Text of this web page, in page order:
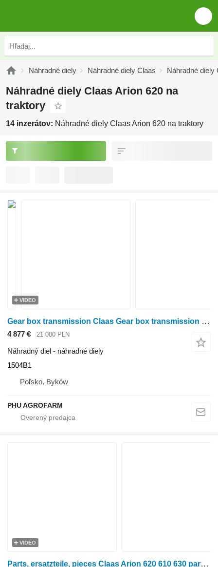
Náhradné diely Náhradné diely Claas Náhradné diely
Náhradné diely Claas Arion 620 na
traktory
14 inzerátov: Náhradné diely Claas Arion 620 na traktory
VIDEO
Gear box transmission Claas Gear box transmission Claas Arion 620 CIS 1504B1 na kolesového traktora Claas Arion 620 CIS
4 877 € 21 000 PLN
Náhradný diel - náhradné diely
1504B1
Poľsko, Byków
PHU AGROFARM
VIDEO
Parts, ersatzteile, pieces Claas Arion 620 610 630 parts, ersatzteile, pieces na kolesového traktora Claas Arion 620 610 630